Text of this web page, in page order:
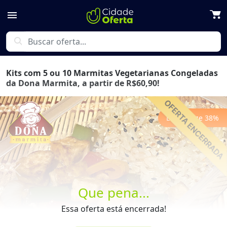
menu
search
Que pena...
Essa oferta está encerrada!
Kits com 5 ou 10 Marmitas Vegetarianas Congeladas
da Dona Marmita, a partir de R$60,90!
Economize 38%